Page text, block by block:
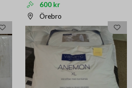
600 kr
Örebro